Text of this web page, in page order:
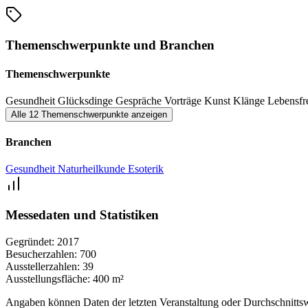
zahlreichen Vorträgen – wir tauchen tief ein. Mit geballtem Wissen
Ist auf der Glückswege auch für das leibliche Wohl gesorgt?
Für köstlich Süßes und Herzhaftes, Kaffee und Softgetränke ist auf
Warum sollte ich die Glückswege in Lübeck besuchen?
Freue dich auf liebevolle Menschen und bewusste Fachleute, die
Themenschwerpunkte und Branchen
Themenschwerpunkte
Gesundheit Glücksdinge Gespräche Vorträge Kunst Klänge
Alle 12 Themenschwerpunkte anzeigen
Branchen
Gesundheit Naturheilkunde Esoterik
Messedaten und Statistiken
Gegründet: 2017
Besucherzahlen: 700
Ausstellerzahlen: 39
Ausstellungsfläche: 400 m²
Angaben können Daten der letzten Veranstaltung oder